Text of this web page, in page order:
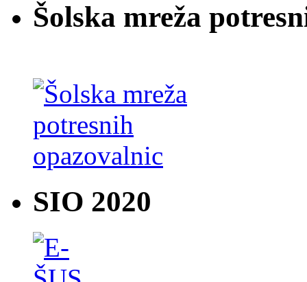
Šolska mreža
SIO 2020